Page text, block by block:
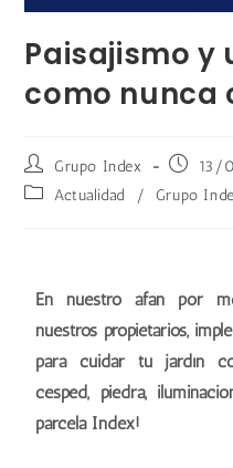
Paisajismo y
como nunca
Grupo Index
13/
Actualidad
/ Grupo
En nuestro afán por
nuestros propietarios,
para cuidar tu jardín
césped, piedra,
parcela Index!